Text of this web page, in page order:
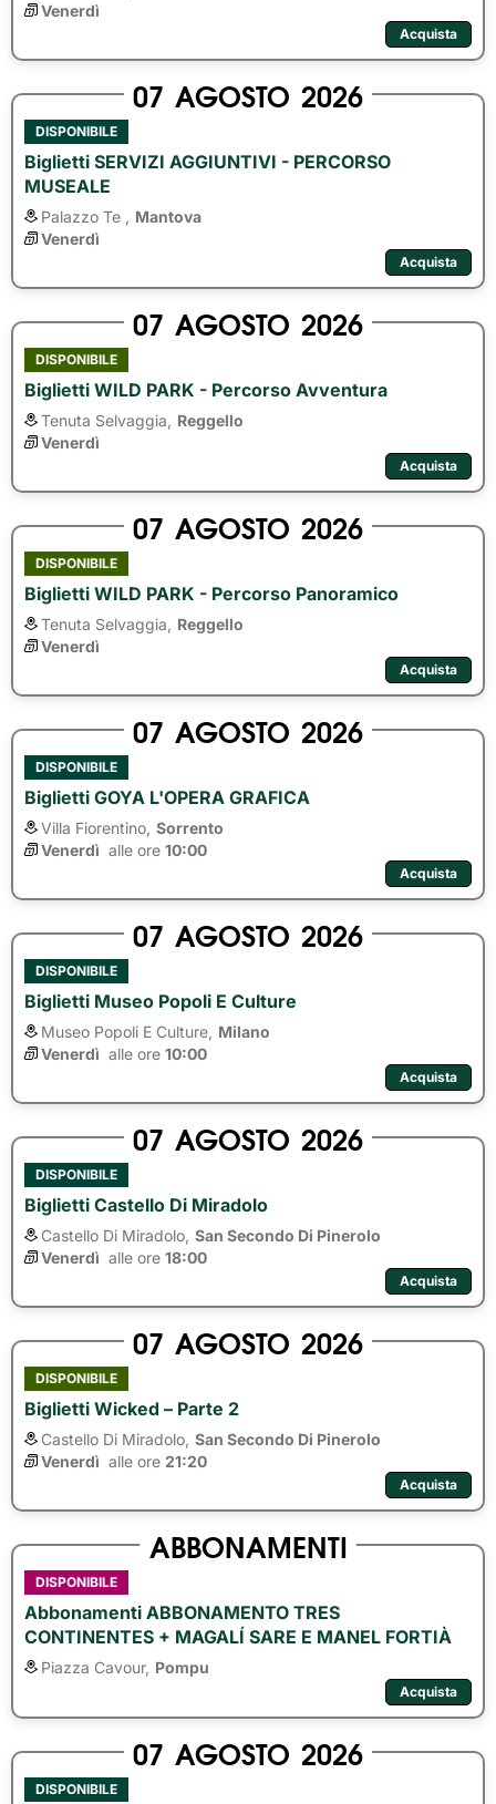
Venerdì
Acquista
07 AGOSTO 2026
DISPONIBILE
Biglietti SERVIZI AGGIUNTIVI - PERCORSO
MUSEALE
Palazzo Te ,
Mantova
Venerdì
Acquista
07 AGOSTO 2026
DISPONIBILE
Biglietti WILD PARK - Percorso Avventura
Tenuta Selvaggia,
Reggello
Venerdì
Acquista
07 AGOSTO 2026
DISPONIBILE
Biglietti WILD PARK - Percorso Panoramico
Tenuta Selvaggia,
Reggello
Venerdì
Acquista
07 AGOSTO 2026
DISPONIBILE
Biglietti GOYA L'OPERA GRAFICA
Villa Fiorentino, Sorrento
Venerdì alle ore 10:00
Acquista
07 AGOSTO 2026
DISPONIBILE
Biglietti Museo Popoli E Culture
Museo Popoli E Culture, Milano
Venerdì alle ore 10:00
Acquista
07 AGOSTO 2026
DISPONIBILE
Biglietti Castello Di Miradolo
Castello Di Miradolo, San Secondo Di Pinerolo
Venerdì alle ore 18:00
Acquista
07 AGOSTO 2026
DISPONIBILE
Biglietti Wicked – Parte 2
Castello Di Miradolo, San Secondo Di Pinerolo
Venerdì alle ore 21:20
Acquista
ABBONAMENTI
DISPONIBILE
Abbonamenti ABBONAMENTO TRES
CONTINENTES + MAGALÍ SARE E MANEL FORTIÀ
Piazza Cavour, Pompu
Acquista
07 AGOSTO 2026
DISPONIBILE